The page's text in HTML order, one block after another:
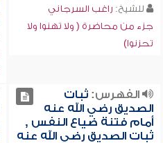
للشيخ: راغب السرجاني
جزء من محاضرة ( ولا تهنوا ولا
تحزنوا)
الفهرس:ثبات
الصديق رضي الله عنه
أمام فتنة ضياع النفس ,
ثبات الصديق رضي الله عنه